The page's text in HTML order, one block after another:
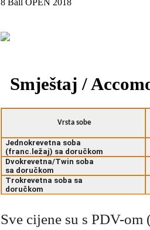
8 Ball OPEN 2018
Smještaj /
Vrsta sobe
Jednokrevetna soba
(franc.ležaj) sa doručkom
Dvokrevetna/Twin soba
sa doručkom
Trokrevetna soba sa
doručkom
Sve cijene su s PDV-om